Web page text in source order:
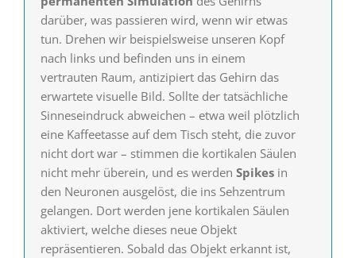
darüber, was passieren wird, wenn wir etwas
tun. Drehen wir beispielsweise unseren Kopf
nach links und befinden uns in einem
vertrauten Raum, antizipiert das Gehirn das
erwartete visuelle Bild. Sollte der tatsächliche
Sinneseindruck abweichen – etwa weil plötzlich
eine Kaffeetasse auf dem Tisch steht, die zuvor
nicht dort war – stimmen die kortikalen Säulen
nicht mehr überein, und es werden Spikesin
den Neuronen ausgelöst, die ins Sehzentrum
gelangen. Dort werden jene kortikalen Säulen
aktiviert, welche dieses neue Objekt
repräsentieren. Sobald das Objekt erkannt ist,